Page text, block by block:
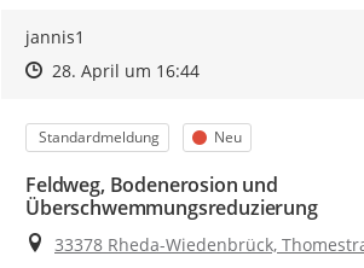
jannis1
Zeitpunkt des Erstellens
Zeitpunkt des Erstellens
28. April um 16:44Zur Äußerung
Kategorie
Standardmeldung Status
Neu
Feldweg, Bodenerosion und
Überschwemmungsreduzierung
Ort
33378 Rheda-Wiedenbrück,